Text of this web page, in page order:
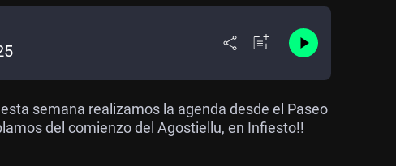
semana realizamos la agenda desde el Paseo
del comienzo del Agostiellu, en Infiesto!!